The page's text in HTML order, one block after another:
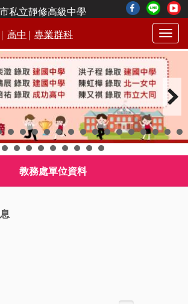
私立靜修高級中學
| 高中 | 專業群科
教務處單位資料